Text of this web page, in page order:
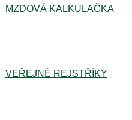
MZDOVÁ KALKULAČKA
VEŘEJNÉ REJSTŘÍKY